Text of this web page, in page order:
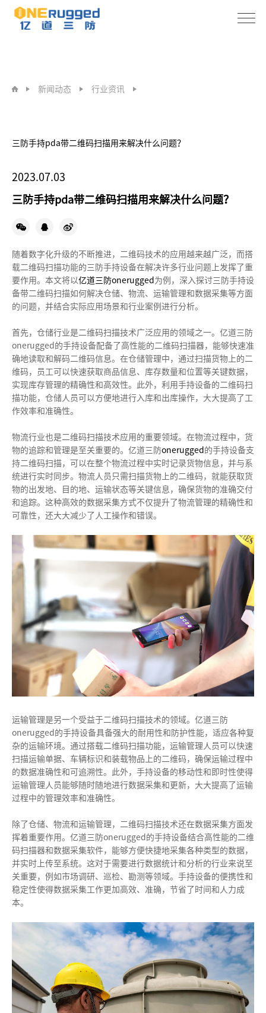
防
持
带
二
码
扫
用
来
解
什
么
问
题-
亿
道
三
防
onerugged
新闻动态 行业资讯
三防手持pda带二维码扫描用来解决什么问题？
2023.07.03
三防手持pda带二维码扫描用来解决什么问题？
随着数字化升级的不断推进，二维码技术的应用越来越广泛，而搭
载二维码扫描功能的三防手持设备在解决许多行业问题上发挥了重
要作用。本文将以亿道三防onerugged 为例，深入探讨三防手持设
备带二维码扫描如何解决仓储、物流、运输管理和数据采集等方面
的问题，并结合实际应用场景和行业案例进行分析。
首先，仓储行业是二维码扫描技术广泛应用的领域之一。亿道三防
onerugged的手持设备配备了高性能的二维码扫描器，能够快速准
确地读取和解码二维码信息。在仓储管理中，通过扫描货物上的二
维码，员工可以快速获取商品信息、库存数量和位置等关键数据，
实现库存管理的精确性和高效性。此外，利用手持设备的二维码扫
描功能，仓储人员可以方便地进行入库和出库操作，大大提高了工
作效率和准确性。
物流行业也是二维码扫描技术应用的重要领域。在物流过程中，货
物的追踪和管理是至关重要的。亿道三防onerugged 的手持设备支
持二维码扫描，可以在整个物流过程中实时记录货物信息，并与系
统进行实时同步。物流人员只需扫描货物上的二维码，就能获取货
物的出发地、目的地、运输状态等关键信息，确保货物的准确交付
和追踪。这种高效的数据采集方式不仅提升了物流管理的精确性和
可靠性，还大大减少了人工操作和错误。
运输管理是另一个受益于二维码扫描技术的领域。亿道三防
onerugged的手持设备具备强大的耐用性和防护性能，适应各种复
杂的运输环境。通过搭载二维码扫描功能，运输管理人员可以快速
扫描运输单据、车辆标识和装载物品上的二维码，确保运输过程中
的数据准确性和可追溯性。此外，手持设备的移动性和即时性使得
运输管理人员能够随时随地进行数据采集和更新，大大提高了运输
过程中的管理效率和准确性。
除了仓储、物流和运输管理，二维码扫描技术还在数据采集方面发
挥着重要作用。亿道三防onerugged的手持设备结合高性能的二维
码扫描器和数据采集软件，能够方便快捷地采集各种类型的数据，
并实时上传至系统。这对于需要进行数据统计和分析的行业来说至
关重要，例如市场调研、巡检、勘测等领域。手持设备的便携性和
稳定性使得数据采集工作更加高效、准确，节省了时间和人力成
本。